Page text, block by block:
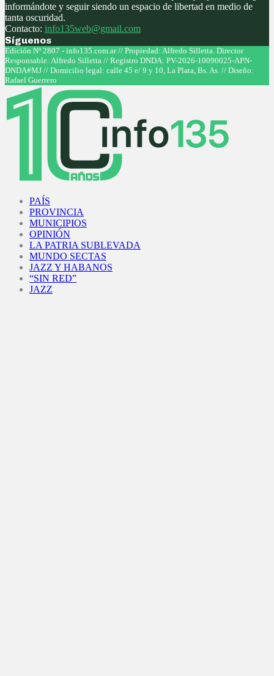
informándote y seguir siendo un espacio de libertad en medio de
tanta oscuridad.
Contacto: info135web@gmail.com
Síguenos
Facebook
Twitter
Instagram
Youtube
Edición Nº 2807 - info135.com.ar // Propiedad: Alfredo Silletta. Director
Responsable: Alfredo Silletta // Registro DNDA: PV-2026-10090025-APN-
DNDA#MJ // Domicilio legal: calle 45 e/ 9 y 10, La Plata, Bs. As. // Diseño:
Rafael Guerrero
PAÍS
PROVINCIA
MUNICIPIOS
OPINIÓN
LA PATRIA SUBLEVADA
MUNDO SECTAS
JAZZ Y HABANOS
“SIN RED”
JAZZ